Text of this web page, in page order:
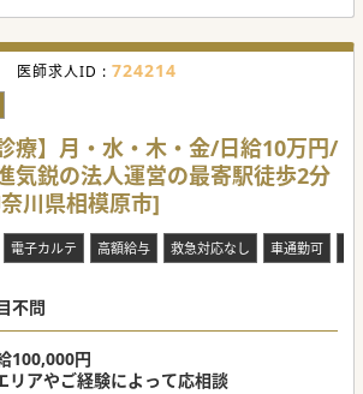
医師求人ID : 724214
】月・水・木・金/日給10万円/
気鋭の法人運営の最寄駅徒歩2分
川県相模原市]
電子カルテ 高額給与 救急対応なし 車通勤可
不問
100,000円
リアやご経験によって応相談